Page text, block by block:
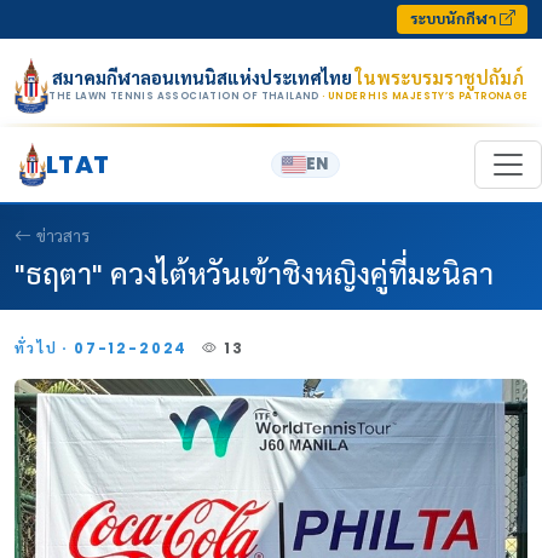
ระบบนักกีฬา
สมาคมกีฬาลอนเทนนิสแห่งประเทศไทยในพระบรมราชูปถัมภ์
THE LAWN TENNIS ASSOCIATION OF THAILAND · UNDER HIS MAJESTY’S PATRONAGE
LTAT EN
ข่าวสาร
"ธฤตา" ควงไต้หวันเข้าชิงหญิงคู่ที่มะนิลา
ทั่วไป · 07-12-2024 13